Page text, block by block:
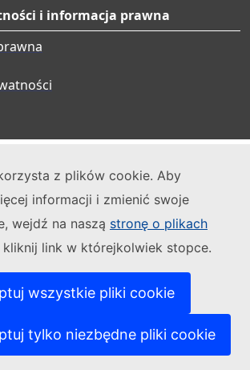
z plików cookie. Aby
informacji i zmienić swoje
wejdź na naszą stronę o plikach
kliknij link w którejkolwiek stopce.
wszystkie pliki cookie
tylko niezbędne pliki cookie
i informacja prawna